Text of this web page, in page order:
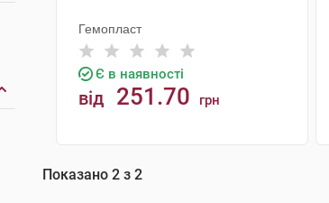
Гемопласт
Є в наявності
від 251.70 грн
Показано 2 з 2